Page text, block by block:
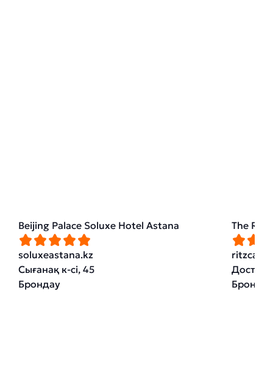
Beijing Palace Soluxe Hotel Astana
soluxeastana.kz
Сығанақ к-сі, 45
Брондау
The
Достық